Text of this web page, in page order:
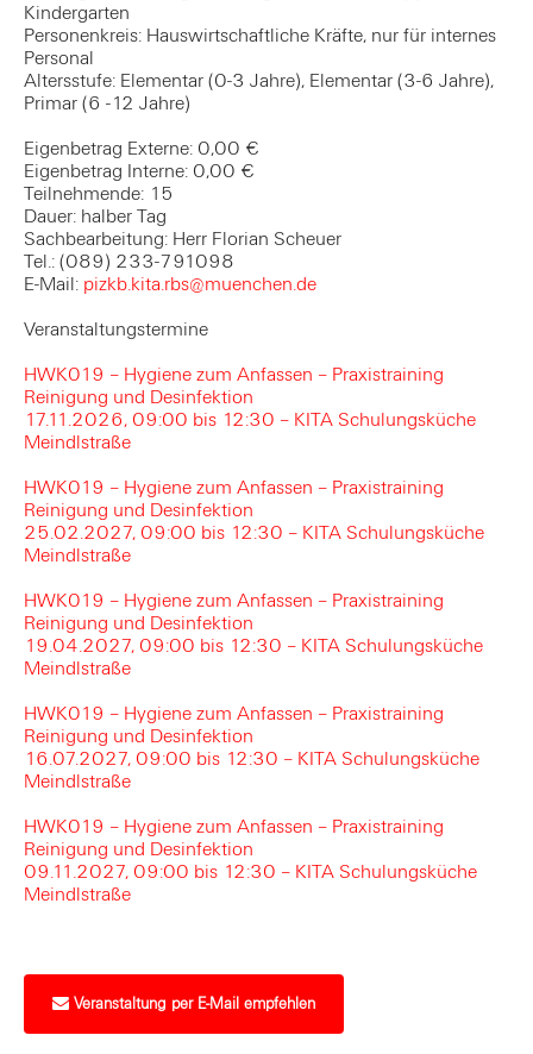
Kindergarten
Personenkreis: Hauswirtschaftliche Kräfte, nur für internes
Personal
Altersstufe: Elementar (0-3 Jahre), Elementar (3-6 Jahre),
Primar (6 -12 Jahre)
Eigenbetrag Externe: 0,00 €
Eigenbetrag Interne: 0,00 €
Teilnehmende: 15
Dauer: halber Tag
Sachbearbeitung: Herr Florian Scheuer
Tel.: (089) 233-791098
E-Mail: pizkb.kita.rbs@muenchen.de
Veranstaltungstermine
HWK019 – Hygiene zum Anfassen – Praxistraining
Reinigung und Desinfektion
17.11.2026, 09:00 bis 12:30 – KITA Schulungsküche
Meindlstraße
HWK019 – Hygiene zum Anfassen – Praxistraining
Reinigung und Desinfektion
25.02.2027, 09:00 bis 12:30 – KITA Schulungsküche
Meindlstraße
HWK019 – Hygiene zum Anfassen – Praxistraining
Reinigung und Desinfektion
19.04.2027, 09:00 bis 12:30 – KITA Schulungsküche
Meindlstraße
HWK019 – Hygiene zum Anfassen – Praxistraining
Reinigung und Desinfektion
16.07.2027, 09:00 bis 12:30 – KITA Schulungsküche
Meindlstraße
HWK019 – Hygiene zum Anfassen – Praxistraining
Reinigung und Desinfektion
09.11.2027, 09:00 bis 12:30 – KITA Schulungsküche
Meindlstraße
Veranstaltung per E-Mail empfehlen